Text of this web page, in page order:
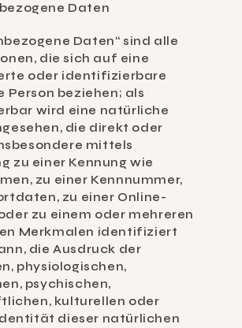
Daten
Daten“ sind alle
die sich auf eine
oder identifizierbare
Person beziehen; als
wird eine natürliche
die direkt oder
mittels
zu einer Kennung wie
zu einer Kennnummer,
zu einer Online-
zu einem oder mehreren
Merkmalen identifiziert
die Ausdruck der
physiologischen,
psychischen,
kulturellen oder
dieser natürlichen